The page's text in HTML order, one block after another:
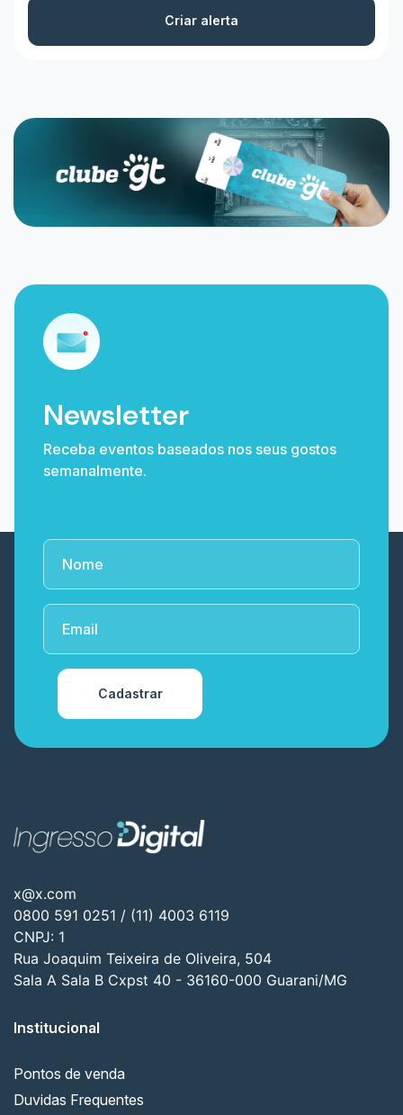
Criar alerta
Newsletter
Receba eventos baseados nos seus gostos
semanalmente.
Cadastrar
x@x.com
0800 591 0251 / (11) 4003 6119
CNPJ: 1
Rua Joaquim Teixeira de Oliveira, 504
Sala A Sala B Cxpst 40 - 36160-000 Guarani/MG
Institucional
Pontos de venda
Duvidas Frequentes